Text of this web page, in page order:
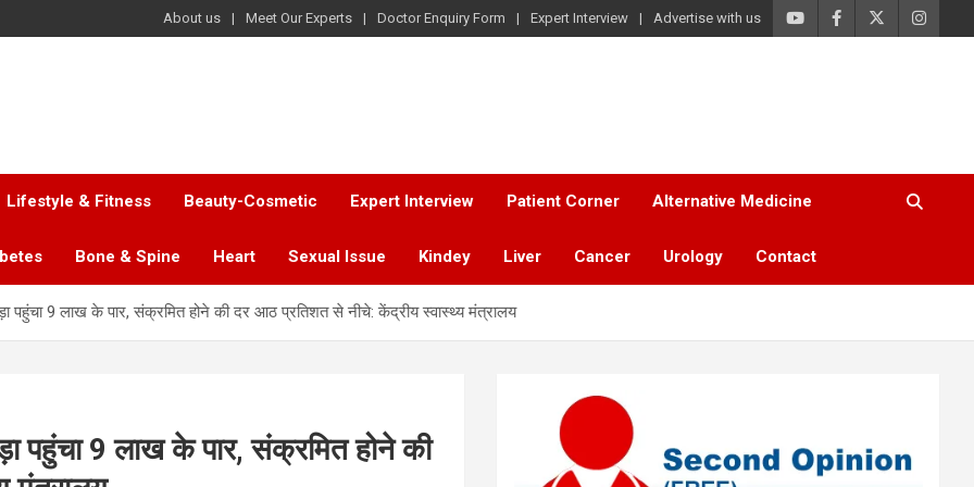
About us Meet Our Experts Doctor Enquiry Form Expert Interview Advertise with us
Lifestyle & Fitness Beauty-Cosmetic Expert Interview Patient Corner Alternative Medicine
Bone & Spine Heart Sexual Issue Kindey Liver Cancer Urology Contact
पहुंचा 9 लाख के पार, संक्रमित होने की दर आठ प्रतिशत से नीचे: केंद्रीय स्वास्थ्य मंत्रालय
पहुंचा 9 लाख के पार, संक्रमित होने की